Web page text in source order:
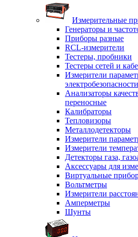
Измерительные
Генераторы и
Приборы разные
RCL-измерители
Тестеры, пробники
Тестеры сетей и
Измерители
электробезопасности
Анализаторы
переносные
Калибраторы
Тепловизоры
Металлодетекторы
Измерители
Измерители
Детекторы газа,
Аксессуары для
Виртуальные
Вольтметры
Измерители
Амперметры
Шунты